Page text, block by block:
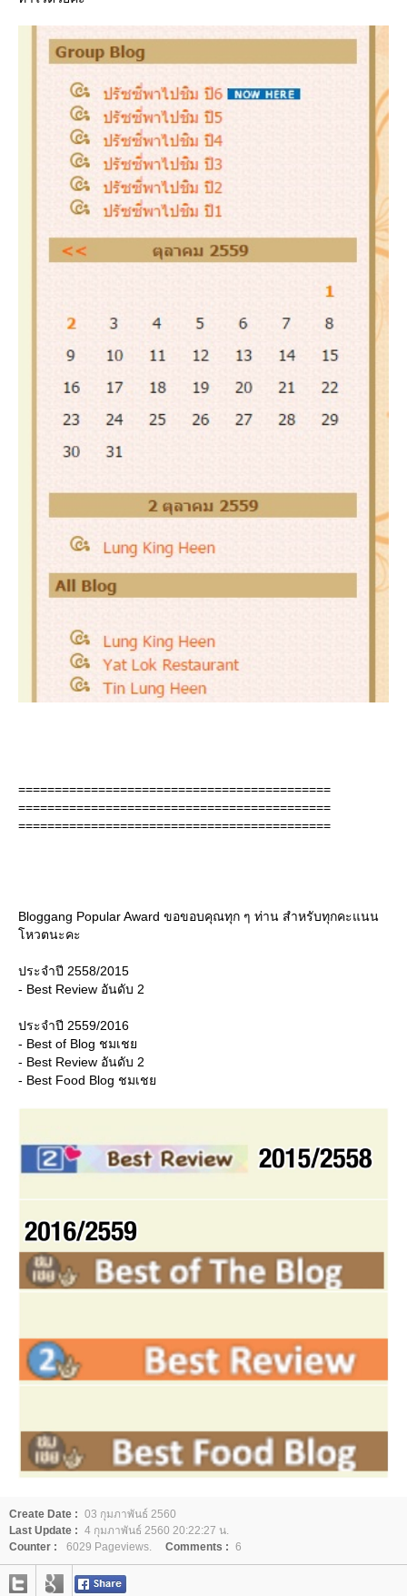
===========================================
===========================================
===========================================
Bloggang Popular Award ขอขอบคุณทุก ๆ ท่าน สำหรับทุกคะแนน
หวตนะคะ
ประจำปี 2558/2015
- Best Review อันดับ 2
ประจำปี 2559/2016
- Best of Blog ชมเช
- Best Review อันดับ 2
- Best Food Blog ชมเช
Create Date : 03 กุมภาพันธ์ 2560
Last Update : 4 กุมภาพันธ์ 2560 20:22:27 น.
Counter :
6029 Pageviews. Comments : 6